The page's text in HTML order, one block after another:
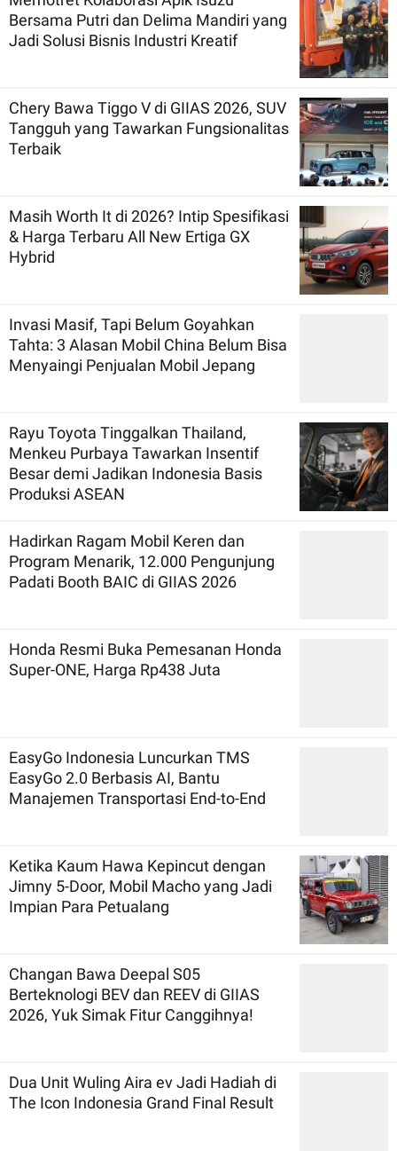
Bersama Putri dan Delima Mandiri yang
Jadi Solusi Bisnis Industri Kreatif
Chery Bawa Tiggo V di GIIAS 2026, SUV
Tangguh yang Tawarkan Fungsionalitas
Terbaik
Masih Worth It di 2026? Intip Spesifikasi
& Harga Terbaru All New Ertiga GX
Hybrid
Invasi Masif, Tapi Belum Goyahkan
Tahta: 3 Alasan Mobil China Belum Bisa
Menyaingi Penjualan Mobil Jepang
Rayu Toyota Tinggalkan Thailand,
Menkeu Purbaya Tawarkan Insentif
Besar demi Jadikan Indonesia Basis
Produksi ASEAN
Hadirkan Ragam Mobil Keren dan
Program Menarik, 12.000 Pengunjung
Padati Booth BAIC di GIIAS 2026
Honda Resmi Buka Pemesanan Honda
Super-ONE, Harga Rp438 Juta
EasyGo Indonesia Luncurkan TMS
EasyGo 2.0 Berbasis AI, Bantu
Manajemen Transportasi End-to-End
Ketika Kaum Hawa Kepincut dengan
Jimny 5-Door, Mobil Macho yang Jadi
Impian Para Petualang
Changan Bawa Deepal S05
Berteknologi BEV dan REEV di GIIAS
2026, Yuk Simak Fitur Canggihnya!
Dua Unit Wuling Aira ev Jadi Hadiah di
The Icon Indonesia Grand Final Result